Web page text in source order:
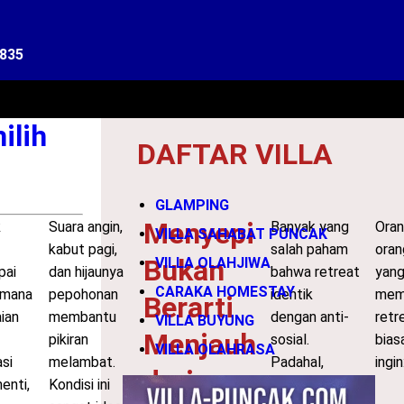
Suara angin,
kabut pagi,
dan hijaunya
pepohonan
membantu
pikiran
melambat.
Kondisi ini
Menyepi
Bukan
Berarti
Menjauh
dari
Banyak yang
salah paham
bahwa retreat
identik
dengan anti-
sosial.
Padahal,
dalam
DAFTAR VILLA
GLAMPING
VILLA SAHABAT PUNCAK
VILLA OLAHJIWA
CARAKA HOMESTAY
VILLA BUYUNG
VILLA OLAHRASA